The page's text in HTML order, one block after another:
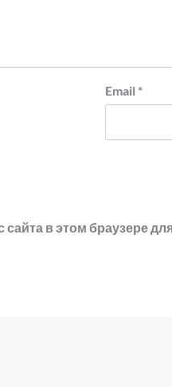
Email *
сайта в этом браузере